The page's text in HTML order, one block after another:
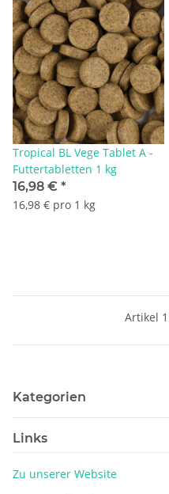
Tropical BL Vege Tablet A -
Futtertabletten 1 kg
16,98 € *
16,98 € pro 1 kg
Artikel
Kategorien
Links
Zu unserer Website